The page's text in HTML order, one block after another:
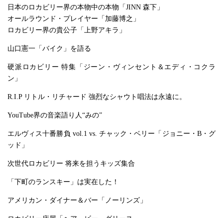
日本のロカビリー界の本物中の本物「JINN 森下」
オールラウンド・プレイヤー「加藤博之」
ロカビリー界の貴公子「上野アキラ」
山口憲一「バイク」を語る
硬派ロカビリー 特集「ジーン・ヴィンセント＆エディ・コクラ
ン」
R.I.P リトル・リチャード 強烈なシャウト唱法は永遠に。
YouTube界の音楽語り人“みの”
エルヴィス十番勝負 vol.1 vs. チャック・ベリー「ジョニー・B・グ
ッド」
次世代ロカビリー 将来を担うキッズ集合
「下町のランスキー」は実在した！
アメリカン・ダイナー＆バー「ノーリンズ」